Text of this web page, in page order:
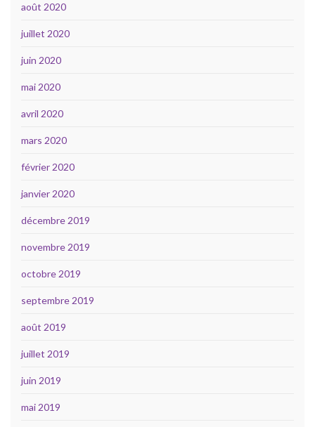
août 2020
juillet 2020
juin 2020
mai 2020
avril 2020
mars 2020
février 2020
janvier 2020
décembre 2019
novembre 2019
octobre 2019
septembre 2019
août 2019
juillet 2019
juin 2019
mai 2019